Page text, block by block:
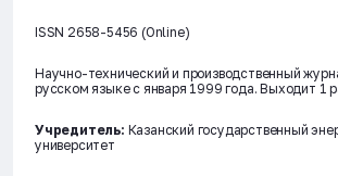
ISSN 2658-5456 (Online)
Научно-технический и производственный
русском языке с января 1999 года. Выходит 1
Учредитель: Казанский государственный
университет